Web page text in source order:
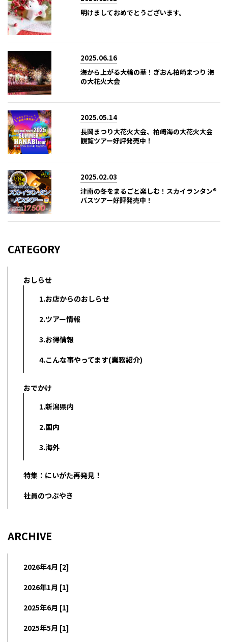
明けましておめでとうございます。
2025.06.16
海から上がる大輪の華！ぎおん柏崎まつり 海
の大花火大会
2025.05.14
長岡まつり大花火大会、柏崎海の大花火大会
観覧ツアー好評発売中！
2025.02.03
津南の冬をまるごと楽しむ！スカイランタン®
バスツアー好評発売中！
CATEGORY
おしらせ
1.お店からのおしらせ
2.ツアー情報
3.お得情報
4.こんな事やってます(業務紹介)
おでかけ
1.新潟県内
2.国内
3.海外
特集：にいがた再発見！
社員のつぶやき
ARCHIVE
2026年4月 [2]
2026年1月 [1]
2025年6月 [1]
2025年5月 [1]